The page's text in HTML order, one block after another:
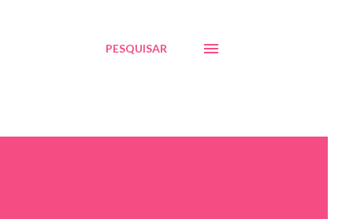
PESQUISAR